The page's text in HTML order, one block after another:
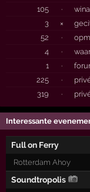
105
·
3
×
52
·
4
·
1
·
225 ·
319
·
Interessante
Full on Ferry
Rotterdam Ahoy
Soundtropolis